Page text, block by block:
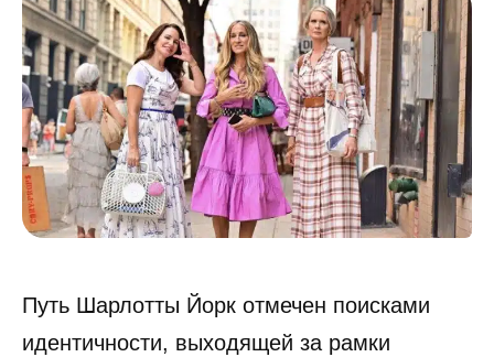
Путь Шарлотты Йорк отмечен поисками
идентичности, выходящей за рамки